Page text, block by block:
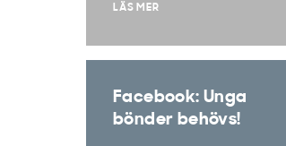
LÄS MER
Facebook: Unga
bönder behövs!